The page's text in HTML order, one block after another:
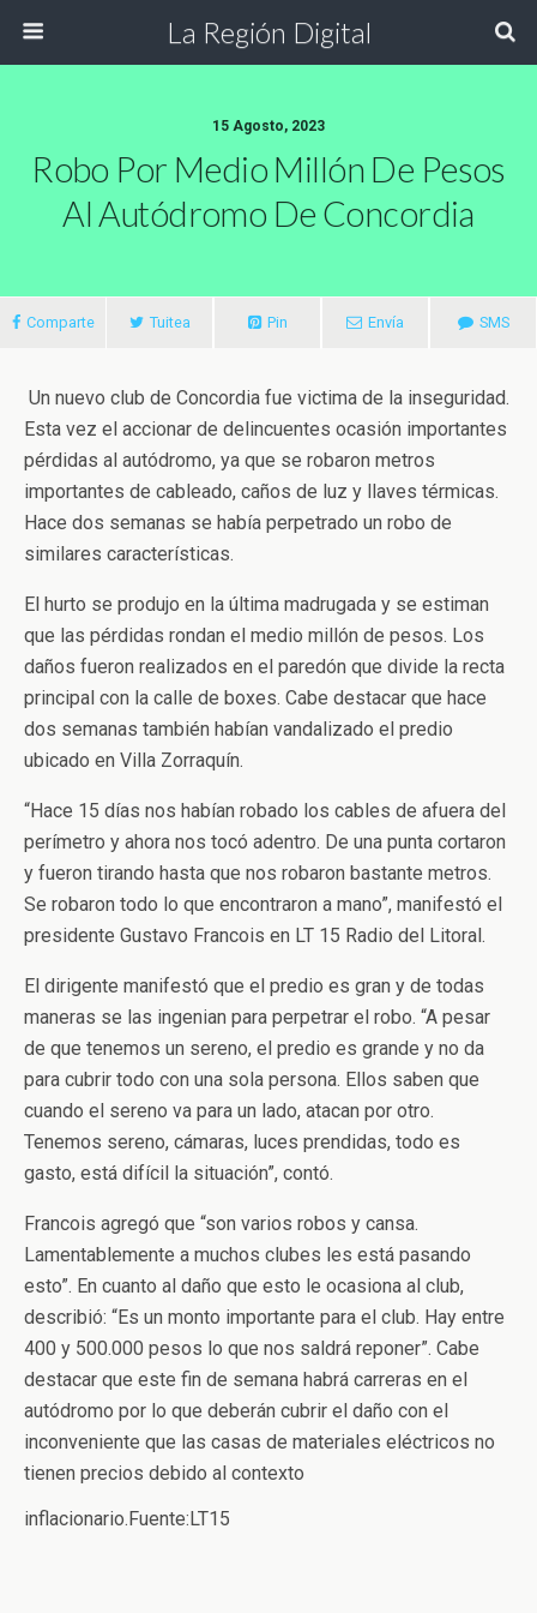
La Región Digital
15 Agosto, 2023
Robo Por Medio Millón De Pesos
Al Autódromo De Concordia
Comparte Tuitea Pin Envía SMS
Un nuevo club de Concordia fue victima de la inseguridad.
Esta vez el accionar de delincuentes ocasión importantes
pérdidas al autódromo, ya que se robaron metros
importantes de cableado, caños de luz y llaves térmicas.
Hace dos semanas se había perpetrado un robo de
similares características.
El hurto se produjo en la última madrugada y se estiman
que las pérdidas rondan el medio millón de pesos. Los
daños fueron realizados en el paredón que divide la recta
principal con la calle de boxes. Cabe destacar que hace
dos semanas también habían vandalizado el predio
ubicado en Villa Zorraquín.
“Hace 15 días nos habían robado los cables de afuera del
perímetro y ahora nos tocó adentro. De una punta cortaron
y fueron tirando hasta que nos robaron bastante metros.
Se robaron todo lo que encontraron a mano”, manifestó el
presidente Gustavo Francois en LT 15 Radio del Litoral.
El dirigente manifestó que el predio es gran y de todas
maneras se las ingenian para perpetrar el robo. “A pesar
de que tenemos un sereno, el predio es grande y no da
para cubrir todo con una sola persona. Ellos saben que
cuando el sereno va para un lado, atacan por otro.
Tenemos sereno, cámaras, luces prendidas, todo es
gasto, está difícil la situación”, contó.
Francois agregó que “son varios robos y cansa.
Lamentablemente a muchos clubes les está pasando
esto”. En cuanto al daño que esto le ocasiona al club,
describió: “Es un monto importante para el club. Hay entre
400 y 500.000 pesos lo que nos saldrá reponer”. Cabe
destacar que este fin de semana habrá carreras en el
autódromo por lo que deberán cubrir el daño con el
inconveniente que las casas de materiales eléctricos no
tienen precios debido al contexto
inflacionario.Fuente:LT15